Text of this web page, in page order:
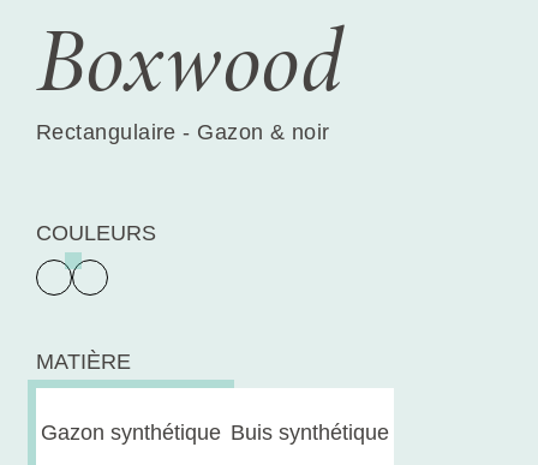
Boxwood
Rectangulaire - Gazon & noir
COULEURS
MATIÈRE
Gazon synthétique Buis synthétique